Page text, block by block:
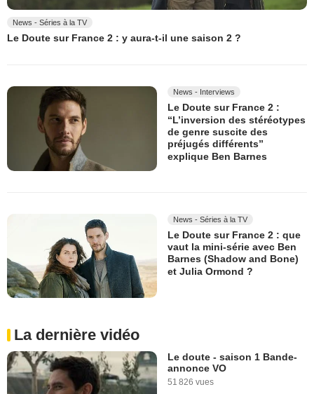
News - Séries à la TV
Le Doute sur France 2 : y aura-t-il une saison 2 ?
News - Interviews
Le Doute sur France 2 :
“L’inversion des stéréotypes
de genre suscite des
préjugés différents”
explique Ben Barnes
News - Séries à la TV
Le Doute sur France 2 : que
vaut la mini-série avec Ben
Barnes (Shadow and Bone)
et Julia Ormond ?
La dernière vidéo
Le doute - saison 1 Bande-
annonce VO
51 826 vues